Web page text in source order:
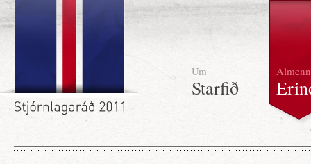
Um
Starfið
Almenn